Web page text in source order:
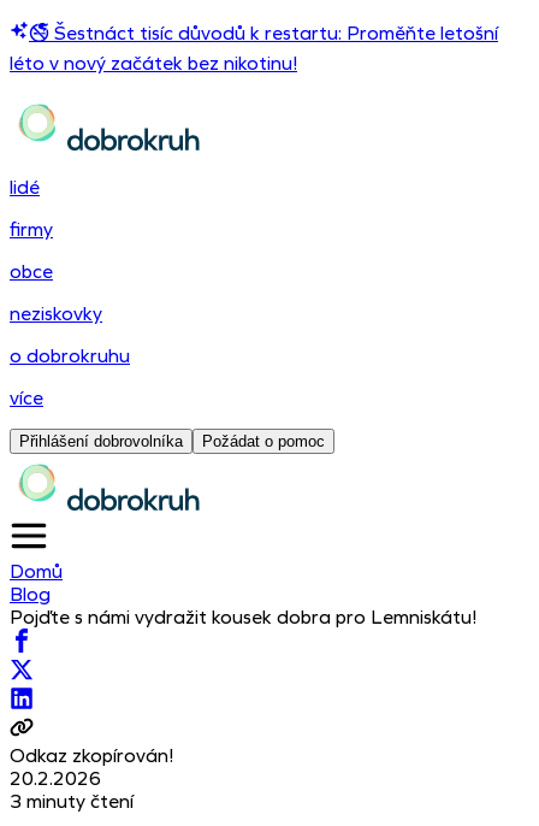
🚭 Šestnáct tisíc důvodů k restartu: Proměňte letošní
léto v nový začátek bez nikotinu!
lidé
firmy
obce
neziskovky
o dobrokruhu
více
Přihlášení dobrovolníka Požádat o pomoc
Domů
Blog
Pojďte s námi vydražit kousek dobra pro Lemniskátu!
Odkaz zkopírován!
20.2.2026
3 minuty čtení